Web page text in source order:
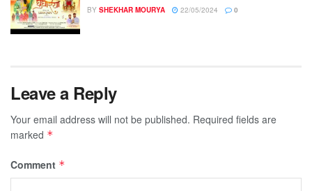
BY SHEKHAR MOURYA 22/05/2024 0
Leave a Reply
Your email address will not be published. Required fields are
marked *
Comment *